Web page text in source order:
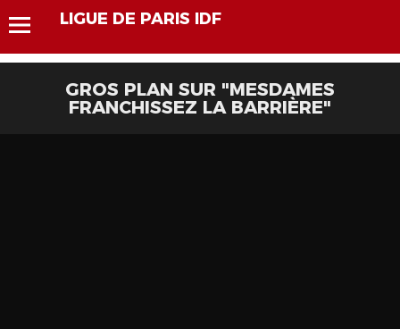
LIGUE DE PARIS IDF
GROS PLAN SUR "MESDAMES
FRANCHISSEZ LA BARRIÈRE"